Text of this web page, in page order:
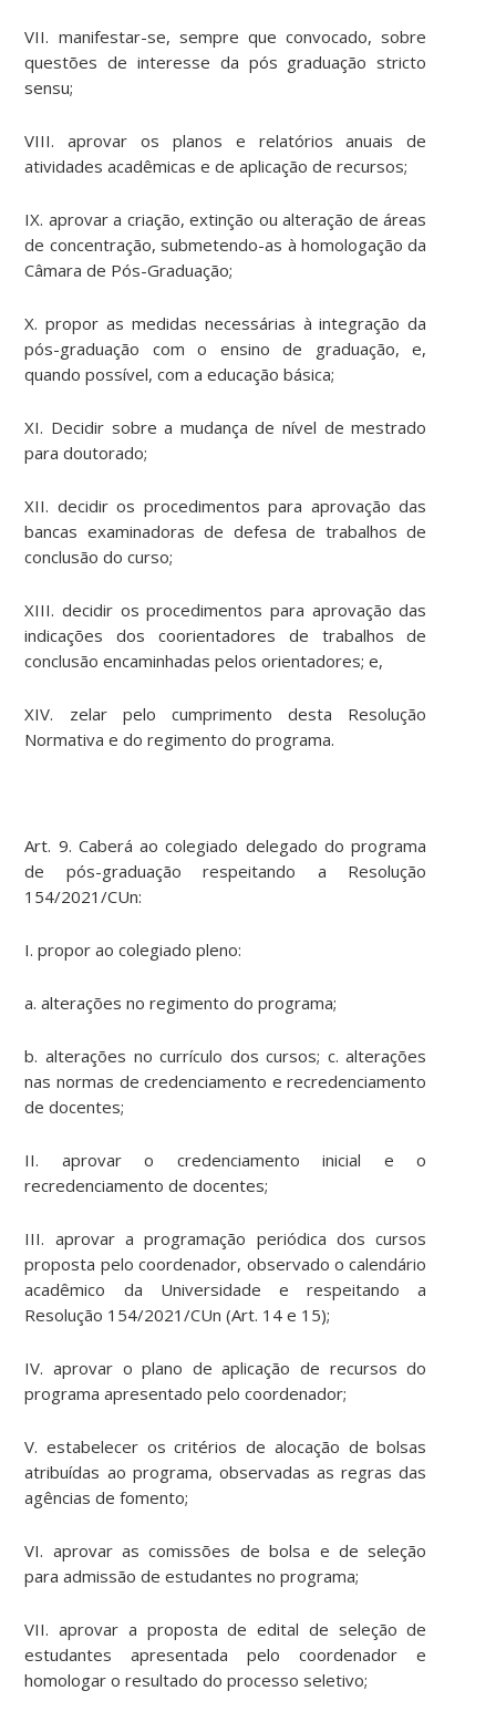
VII. manifestar-se, sempre que convocado, sobre
questões de interesse da pós graduação stricto
sensu;
VIII. aprovar os planos e relatórios anuais de
atividades acadêmicas e de aplicação de recursos;
IX. aprovar a criação, extinção ou alteração de áreas
de concentração, submetendo-as à homologação da
Câmara de Pós-Graduação;
X. propor as medidas necessárias à integração da
pós-graduação com o ensino de graduação, e,
quando possível, com a educação básica;
XI. Decidir sobre a mudança de nível de mestrado
para doutorado;
XII. decidir os procedimentos para aprovação das
bancas examinadoras de defesa de trabalhos de
conclusão do curso;
XIII. decidir os procedimentos para aprovação das
indicações dos coorientadores de trabalhos de
conclusão encaminhadas pelos orientadores; e,
XIV. zelar pelo cumprimento desta Resolução
Normativa e do regimento do programa.
Art. 9. Caberá ao colegiado delegado do programa
de pós-graduação respeitando a Resolução
154/2021/CUn:
I. propor ao colegiado pleno:
a. alterações no regimento do programa;
b. alterações no currículo dos cursos; c. alterações
nas normas de credenciamento e recredenciamento
de docentes;
II. aprovar o credenciamento inicial e o
recredenciamento de docentes;
III. aprovar a programação periódica dos cursos
proposta pelo coordenador, observado o calendário
acadêmico da Universidade e respeitando a
Resolução 154/2021/CUn (Art. 14 e 15);
IV. aprovar o plano de aplicação de recursos do
programa apresentado pelo coordenador;
V. estabelecer os critérios de alocação de bolsas
atribuídas ao programa, observadas as regras das
agências de fomento;
VI. aprovar as comissões de bolsa e de seleção
para admissão de estudantes no programa;
VII. aprovar a proposta de edital de seleção de
estudantes apresentada pelo coordenador e
homologar o resultado do processo seletivo;